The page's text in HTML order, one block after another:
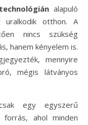
alapuló
uralkodik otthon. A
nincs szükség
hanem kényelem is.
mennyire
mégis látványos
egy egyszerű
ahol minden